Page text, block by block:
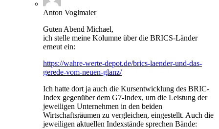
Anton Voglmaier
Guten Abend Michael,
ich stelle meine Kolumne über die BRICS-Länder
erneut ein:
https://wahre-werte-depot.de/brics-laender-und-das-
gerede-vom-neuen-glanz/
Ich hatte dort ja auch die Kursentwicklung des BRIC-
Index gegenüber dem G7-Index, um die Leistung der
jeweiligen Unternehmen in den beiden
Wirtschaftsräumen zu vergleichen, eingestellt. Auch die
jeweiligen aktuellen Indexstände sprechen Bände: